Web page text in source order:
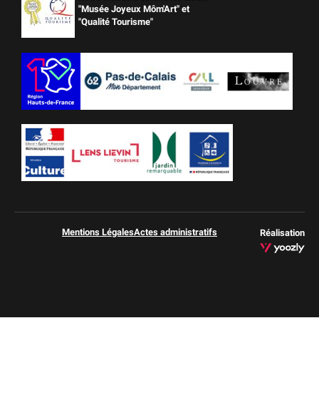
"Musée Joyeux Môm'Art" et
"Qualité Tourisme"
Mentions LégalesActes administratifs Réalisation